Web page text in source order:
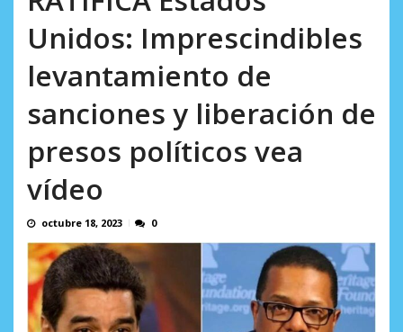
Unidos: Imprescindibles
levantamiento de
sanciones y liberación de
presos políticos vea
vídeo
octubre 18, 2023 0